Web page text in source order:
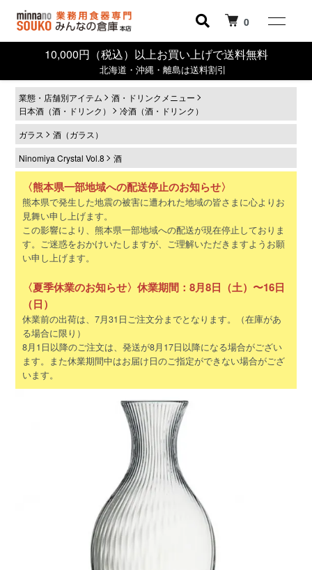
0
10,000円（税込）以上お買い上げで送料無料
北海道・沖縄・離島は送料割引
業態・店舗別アイテム
酒・ドリンクメニュー
日本酒（酒・ドリンク）
冷酒（酒・ドリンク）
ガラス
酒（ガラス）
Ninomiya Crystal Vol.8
酒
〈熊本県一部地域への配送停止のお知らせ〉
熊本県で発生した地震の被害に遭われた地域の皆さまに心よりお
見舞い申し上げます。
この影響により、熊本県一部地域への配送が現在停止しておりま
す。ご迷惑をおかけいたしますが、ご理解いただきますようお願
い申し上げます。
〈夏季休業のお知らせ〉休業期間：8月8日（土）〜16日
（日）
休業前の出荷は、7月31日ご注文分までとなります。（在庫があ
る場合に限り）
8月1日以降のご注文は、発送が8月17日以降になる場合がござい
ます。また休業期間中はお届け日のご指定ができない場合がござ
います。